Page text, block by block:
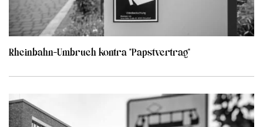
Rheinbahn-Umbruch kontra “Papstvertrag“